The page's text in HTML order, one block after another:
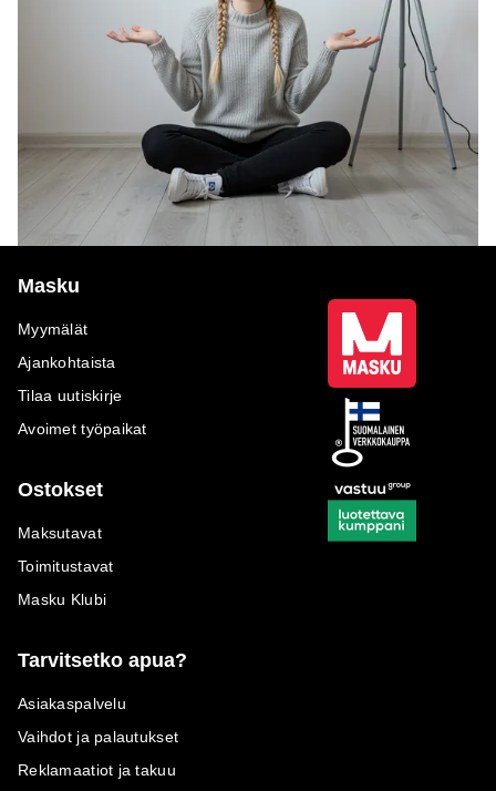
Masku
Myymälät
Ajankohtaista
Tilaa uutiskirje
Avoimet työpaikat
Ostokset
Maksutavat
Toimitustavat
Masku Klubi
Tarvitsetko apua?
Asiakaspalvelu
Vaihdot ja palautukset
Reklamaatiot ja takuu